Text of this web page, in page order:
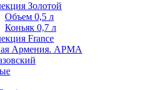
Золотой
Объем 0,5 л
Коньяк 0,7 л
France
Армения. АРМА